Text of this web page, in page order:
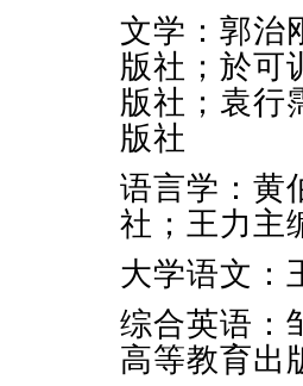
文学：郭治
版社；於可
版社；袁行
版社
语言学：黄
社；王力主
大学语文：
综合英语：
高等教育出